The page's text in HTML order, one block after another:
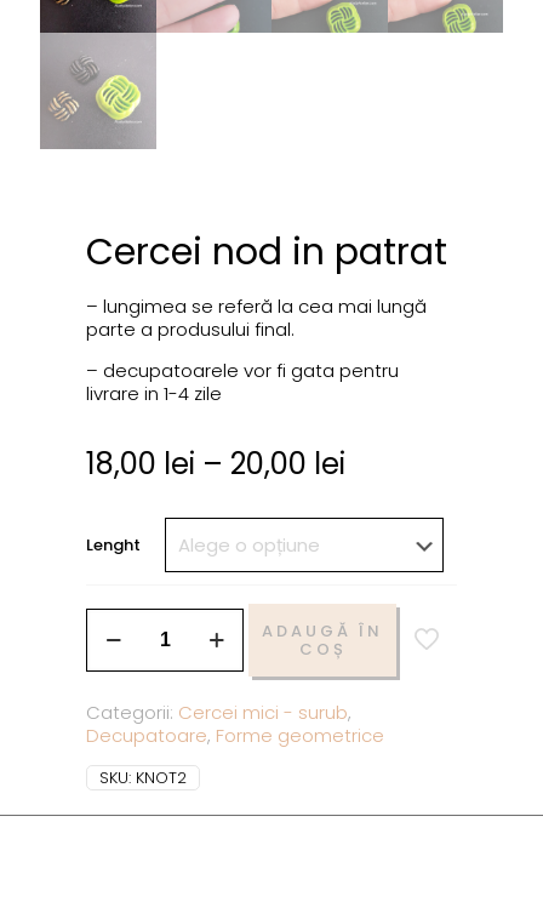
Cercei nod in patrat
– lungimea se referă la cea mai lungă
parte a produsului final.
– decupatoarele vor fi gata pentru
livrare in 1-4 zile
18,00 lei – 20,00 lei
Lenght
ADAUGĂ ÎN
COȘ
Categorii: Cercei mici - surub,
Decupatoare, Forme geometrice
SKU: KNOT2